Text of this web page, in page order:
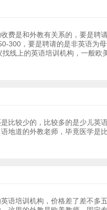
费是和外教有关系的，要是聘
300，要是聘请的是非英语为母
线上的英语培训机构，一般欧
比较少的，比较多的是少儿英
地道的外教老师，毕竟医学是
语培训机构，价格差了差不多